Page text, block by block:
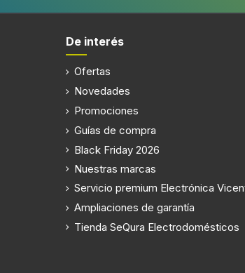
De interés
Ofertas
Novedades
Promociones
Guías de compra
Black Friday 2026
Nuestras marcas
Servicio premium Electrónica
Ampliaciones de garantía
Tienda SeQura Electrodomésticos